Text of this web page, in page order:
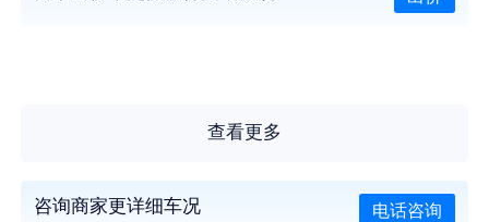
查看更多
咨询商家更详细车况 电话咨询